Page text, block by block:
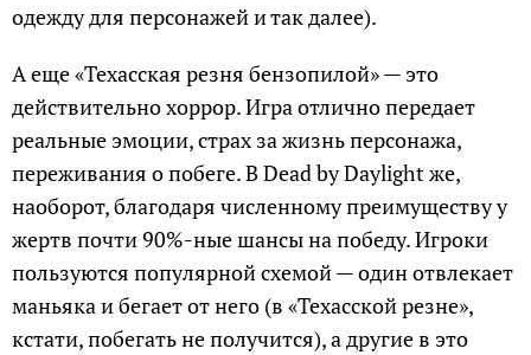
одежду для персонажей и так далее).
А еще «Техасская резня бензопилой» — это
действительно хоррор. Игра отлично передает
реальные эмоции, страх за жизнь персонажа,
переживания о побеге. В Dead by Daylight же,
наоборот, благодаря численному преимуществу у
жертв почти 90%-ные шансы на победу. Игроки
пользуются популярной схемой — один отвлекает
маньяка и бегает от него (в «Техасской резне»,
кстати, побегать не получится), а другие в это